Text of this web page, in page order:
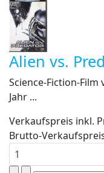
Alien vs.
Science-Fiction-Film
Jahr ...
Verkaufspreis inkl.
Brutto-